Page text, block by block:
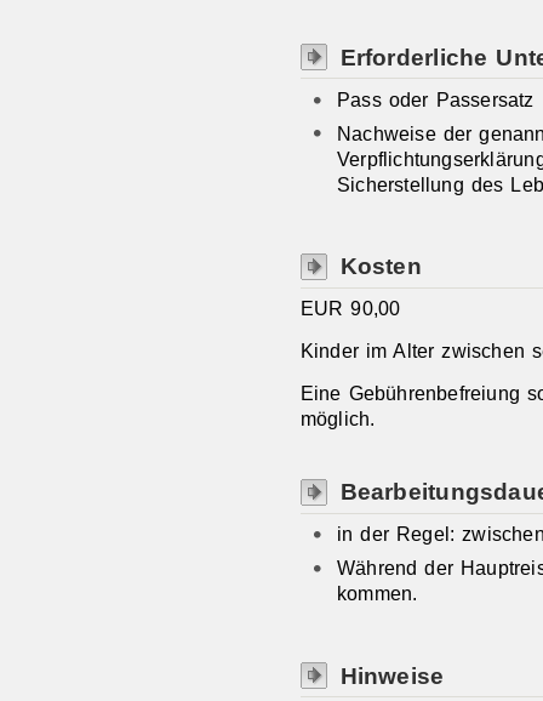
Erforderliche
Pass oder Passersatz
Nachweise der
Sicherstellung des
Kosten
EUR 90,00
Kinder im Alter zwischen
Eine Gebührenbefreiung
möglich.
in der Regel:
Während der
kommen.
Hinweise